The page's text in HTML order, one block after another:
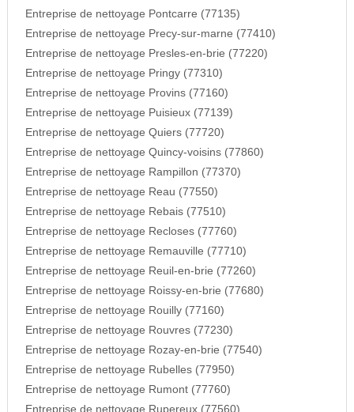
Entreprise de nettoyage Pontcarre (77135)
Entreprise de nettoyage Precy-sur-marne (77410)
Entreprise de nettoyage Presles-en-brie (77220)
Entreprise de nettoyage Pringy (77310)
Entreprise de nettoyage Provins (77160)
Entreprise de nettoyage Puisieux (77139)
Entreprise de nettoyage Quiers (77720)
Entreprise de nettoyage Quincy-voisins (77860)
Entreprise de nettoyage Rampillon (77370)
Entreprise de nettoyage Reau (77550)
Entreprise de nettoyage Rebais (77510)
Entreprise de nettoyage Recloses (77760)
Entreprise de nettoyage Remauville (77710)
Entreprise de nettoyage Reuil-en-brie (77260)
Entreprise de nettoyage Roissy-en-brie (77680)
Entreprise de nettoyage Rouilly (77160)
Entreprise de nettoyage Rouvres (77230)
Entreprise de nettoyage Rozay-en-brie (77540)
Entreprise de nettoyage Rubelles (77950)
Entreprise de nettoyage Rumont (77760)
Entreprise de nettoyage Rupereux (77560)